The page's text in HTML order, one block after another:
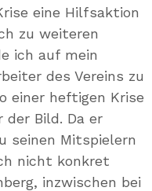
eine Hilfsaktion
zu weiteren
ich auf mein
des Vereins zu
einer heftigen Krise
der Bild. Da er
seinen Mitspielern
nicht konkret
inzwischen bei